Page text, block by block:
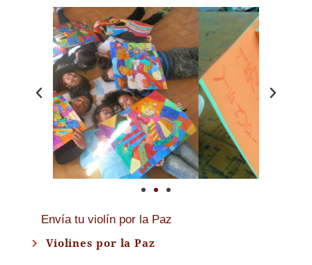
Envía tu violín por la Paz
Violines por la Paz